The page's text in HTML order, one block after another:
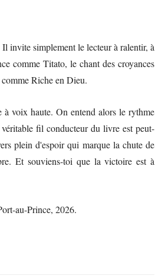
invite simplement le lecteur à ralentir, à
comme Titato, le chant des croyances
Riche en Dieu.
à voix haute. On entend alors le rythme
fil conducteur du livre est peut-
plein d'espoir qui marque la chute de
Et souviens-toi que la victoire est à
au-Prince, 2026.